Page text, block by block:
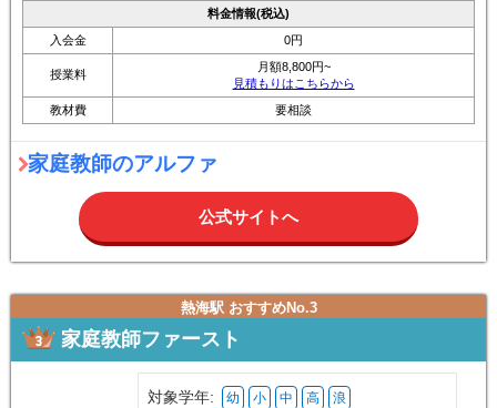
料金情報(税込)
入会金
0円
授業料
月額8,800円~
見積もりはこちらから
教材費
要相談
家庭教師のアルファ
公式サイトへ
熱海駅 おすすめNo.3
家庭教師ファースト
対象学年: 幼 小 中 高 浪